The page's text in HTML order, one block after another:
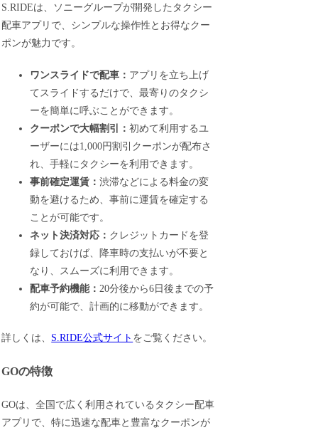
S.RIDEは、ソニーグループが開発したタクシー
配車アプリで、シンプルな操作性とお得なクー
ポンが魅力です。
ワンスライドで配車： アプリを立ち上げ
てスライドするだけで、最寄りのタクシ
ーを簡単に呼ぶことができます。
クーポンで大幅割引：初めて利用するユ
ーザーには1,000円割引クーポンが配布さ
れ、手軽にタクシーを利用できます。
事前確定運賃：渋滞などによる料金の変
動を避けるため、事前に運賃を確定する
ことが可能です。
ネット決済対応： クレジットカードを登
録しておけば、降車時の支払いが不要と
なり、スムーズに利用できます。
配車予約機能： 20分後から6日後までの予
約が可能で、計画的に移動ができます。
詳しくは、 S.RIDE公式サイト をご覧ください。
GOの特徴
GOは、全国で広く利用されているタクシー配車
アプリで、特に迅速な配車と豊富なクーポンが